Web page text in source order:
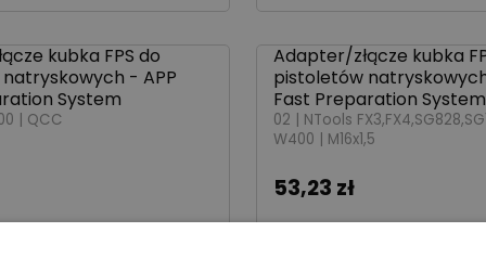
kubka FPS do
- APP
System
| QCC
250772
Adapter/złącze kubka
pistoletów
Fast Preparation System
02 | NTools
W400 | M16x1,5
53,23 zł